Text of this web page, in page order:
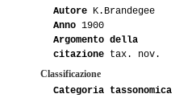
Autore K.Brandegee
Anno 1900
Argomento della
citazione tax. nov.
Classificazione
Categoria tassonomica